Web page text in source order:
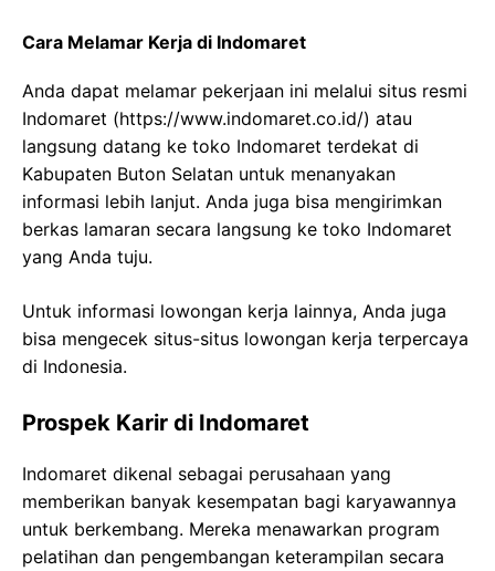
Cara Melamar Kerja di Indomaret
Anda dapat melamar pekerjaan ini melalui situs resmi
Indomaret (https://www.indomaret.co.id/) atau
langsung datang ke toko Indomaret terdekat di
Kabupaten Buton Selatan untuk menanyakan
informasi lebih lanjut. Anda juga bisa mengirimkan
berkas lamaran secara langsung ke toko Indomaret
yang Anda tuju.
Untuk informasi lowongan kerja lainnya, Anda juga
bisa mengecek situs-situs lowongan kerja terpercaya
di Indonesia.
Prospek Karir di Indomaret
Indomaret dikenal sebagai perusahaan yang
memberikan banyak kesempatan bagi karyawannya
untuk berkembang. Mereka menawarkan program
pelatihan dan pengembangan keterampilan secara